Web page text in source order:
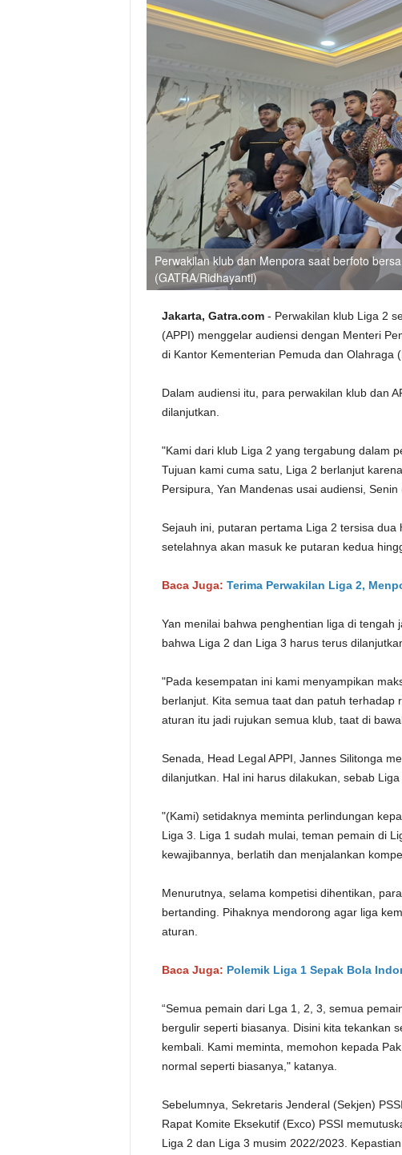
Perwakilan klub dan Menpora saat berfoto
(GATRA/Ridhayanti)
Jakarta, Gatra.com - Perwakilan klub Liga 2
(APPI) menggelar audiensi dengan Menteri
di Kantor Kementerian Pemuda dan Olahraga
Dalam audiensi itu, para perwakilan klub dan
dilanjutkan.
"Kami dari klub Liga 2 yang tergabung dalam
Tujuan kami cuma satu, Liga 2 berlanjut
Persipura, Yan Mandenas usai audiensi, Senin
Sejauh ini, putaran pertama Liga 2 tersisa dua
setelahnya akan masuk ke putaran kedua
Baca Juga: Terima Perwakilan Liga 2,
Yan menilai bahwa penghentian liga di
bahwa Liga 2 dan Liga 3 harus terus
"Pada kesempatan ini kami menyampikan
berlanjut. Kita semua taat dan patuh terhadap
aturan itu jadi rujukan semua klub, taat di
Senada, Head Legal APPI, Jannes Silitonga
dilanjutkan. Hal ini harus dilakukan, sebab Liga
"(Kami) setidaknya meminta perlindungan
Liga 3. Liga 1 sudah mulai, teman pemain di
kewajibannya, berlatih dan menjalankan
Menurutnya, selama kompetisi dihentikan,
bertanding. Pihaknya mendorong agar liga
aturan.
Baca Juga: Polemik Liga 1 Sepak Bola
“Semua pemain dari Lga 1, 2, 3, semua
bergulir seperti biasanya. Disini kita tekankan
kembali. Kami meminta, memohon kepada
normal seperti biasanya," katanya.
Sebelumnya, Sekretaris Jenderal (Sekjen)
Rapat Komite Eksekutif (Exco) PSSI
Liga 2 dan Liga 3 musim 2022/2023.